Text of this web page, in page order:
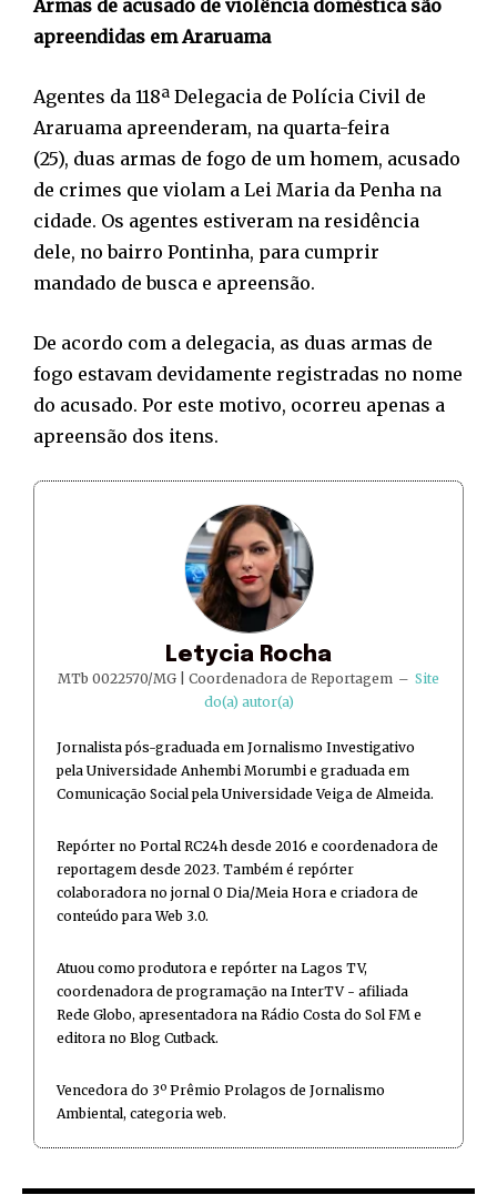
Armas de acusado de violência doméstica são
apreendidas em Araruama
Agentes da 118ª Delegacia de Polícia Civil de
Araruama apreenderam, na quarta-feira
(25), duas armas de fogo de um homem, acusado
de crimes que violam a Lei Maria da Penha na
cidade. Os agentes estiveram na residência
dele, no bairro Pontinha, para cumprir
mandado de busca e apreensão.
De acordo com a delegacia, as duas armas de
fogo estavam devidamente registradas no nome
do acusado. Por este motivo, ocorreu apenas a
apreensão dos itens.
Letycia Rocha
MTb 0022570/MG | Coordenadora de Reportagem – Site
do(a) autor(a)
Jornalista pós-graduada em Jornalismo Investigativo
pela Universidade Anhembi Morumbi e graduada em
Comunicação Social pela Universidade Veiga de Almeida.
Repórter no Portal RC24h desde 2016 e coordenadora de
reportagem desde 2023. Também é repórter
colaboradora no jornal O Dia/Meia Hora e criadora de
conteúdo para Web 3.0.
Atuou como produtora e repórter na Lagos TV,
coordenadora de programação na InterTV - afiliada
Rede Globo, apresentadora na Rádio Costa do Sol FM e
editora no Blog Cutback.
Vencedora do 3º Prêmio Prolagos de Jornalismo
Ambiental, categoria web.